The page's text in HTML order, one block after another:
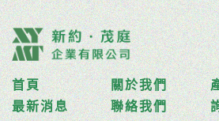
首頁 關於我們
最新消息
聯絡我們